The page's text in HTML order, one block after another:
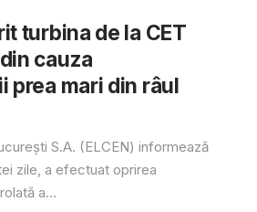
turbina de la CET
cauza
prea mari din râul
S.A. (ELCEN) informează
zile, a efectuat oprirea
a...